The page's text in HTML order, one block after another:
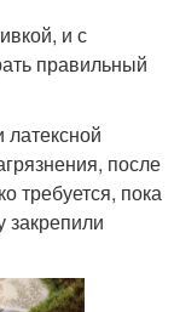
и с
правильный
после
требуется, пока
закрепили